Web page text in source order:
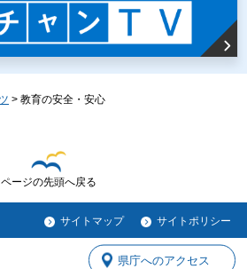
> 教育の安全・安心
ページの先頭へ戻る
サイトマップ サイトポリシー
県庁へのアクセス